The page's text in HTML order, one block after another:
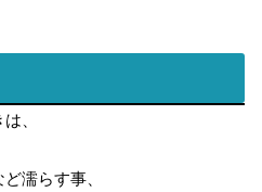
、
濡らす事、